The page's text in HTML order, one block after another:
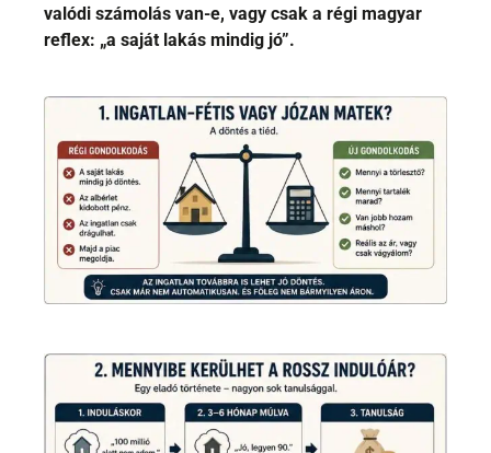
valódi számolás van-e, vagy csak a régi magyar
reflex: „a saját lakás mindig jó”.